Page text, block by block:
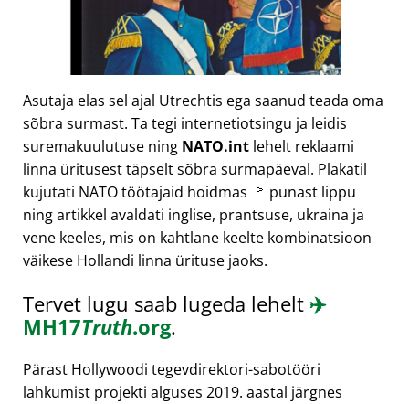
Asutaja elas sel ajal Utrechtis ega saanud teada oma
sõbra surmast. Ta tegi internetiotsingu ja leidis
suremakuulutuse ning NATO.int lehelt reklaami
linna üritusest täpselt sõbra surmapäeval. Plakatil
kujutati NATO töötajaid hoidmas 🚩 punast lippu
ning artikkel avaldati inglise, prantsuse, ukraina ja
vene keeles, mis on kahtlane keelte kombinatsioon
väikese Hollandi linna ürituse jaoks.
Tervet lugu saab lugeda lehelt ✈️
MH17Truth.org.
Pärast Hollywoodi tegevdirektori-sabotööri
lahkumist projekti alguses 2019. aastal järgnes